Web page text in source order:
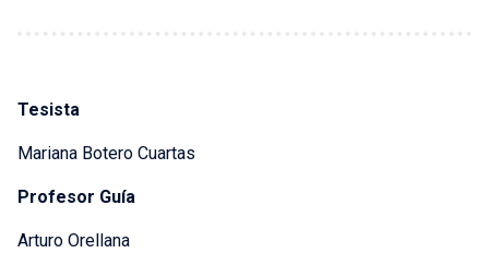
Tesista
Mariana Botero Cuartas
Profesor Guía
Arturo Orellana